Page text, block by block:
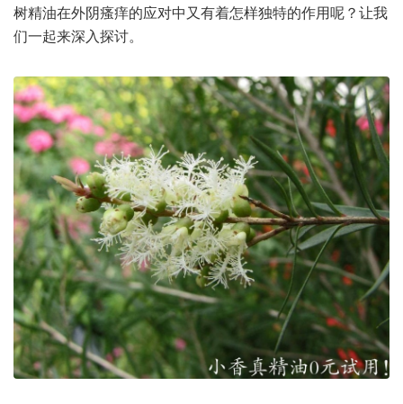
树精油在外阴瘙痒的应对中又有着怎样独特的作用呢？让我
们一起来深入探讨。